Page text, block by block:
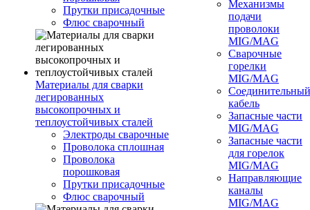
Прутки присадочные
Флюс сварочный
Материалы для сварки
легированных
высокопрочных и
теплоустойчивых сталей
Электроды сварочные
Проволока сплошная
Проволока
порошковая
Прутки присадочные
Флюс сварочный
Механизмы
подачи
проволоки
MIG/MAG
Сварочные
горелки
MIG/MAG
Соединительный
кабель
Запасные части
MIG/MAG
Запасные части
для горелок
MIG/MAG
Направляющие
каналы
MIG/MAG